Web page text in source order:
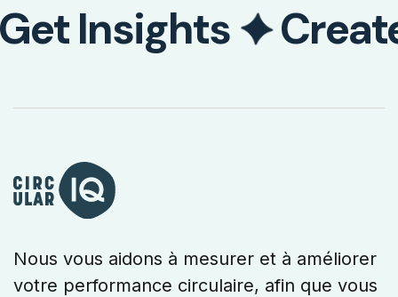
Insights
Nous vous aidons à mesurer et à améliorer
votre performance circulaire, afin que vous